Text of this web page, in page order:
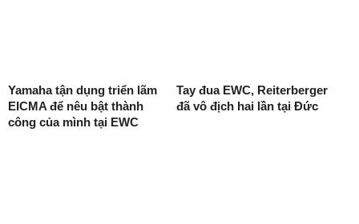
Yamaha tận dụng triển lãm
EICMA để nêu bật thành
công của mình tại EWC
Tay đua EWC, Reiterberger
đã vô địch hai lần tại Đức